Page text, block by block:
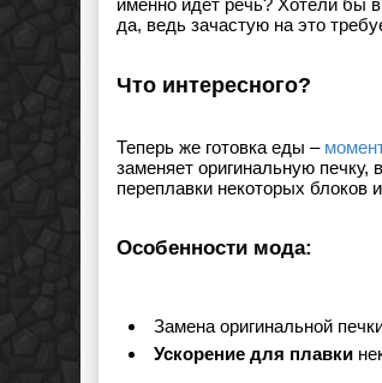
именно идет речь? Хотели бы
да, ведь зачастую на это
Что интересного?
Теперь же готовка еды –
заменяет оригинальную
переплавки некоторых блоков
Особенности мода:
Замена оригинальной
Ускорение для плавки